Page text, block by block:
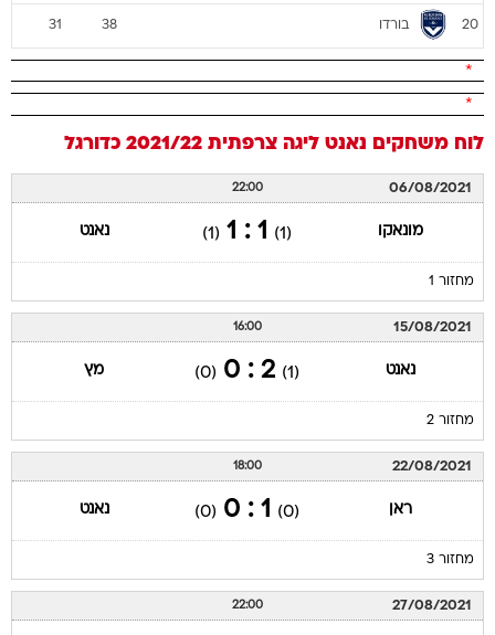
20 בורדו 38
31
*
*
לוח משחקים נאנט ליגה צרפתית 2021/22 כדורגל
06/08/2021
22:00
מונאקו (1)
1 : 1
(1) נאנט
מחזור 1
15/08/2021
16:00
נאנט (1)
2 : 0
(0) מץ
מחזור 2
22/08/2021
18:00
ראן (0)
1 : 0
(0) נאנט
מחזור 3
27/08/2021
22:00